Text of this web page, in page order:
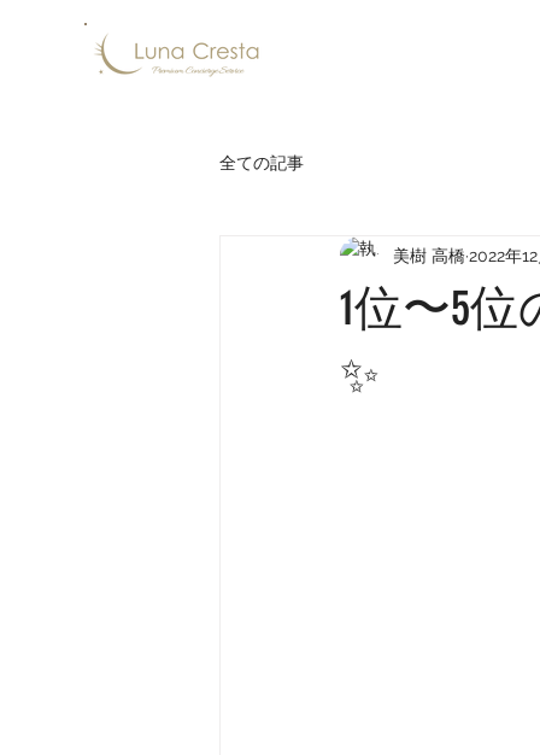
全ての記事
1位〜5
✨
美樹 高橋2022年